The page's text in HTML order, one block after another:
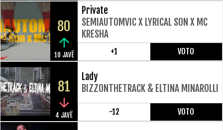
80
10 JAVË
Private
SEMIAUTOMVIC X LYRICAL SON X MC
KRESHA
+1 VOTO
81
4 JAVË
Lady
BIZZONTHETRACK & ELTINA MINAROLLI
-12 VOTO